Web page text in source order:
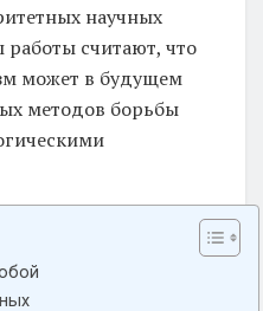
научных
считают, что
может в будущем
методов борьбы